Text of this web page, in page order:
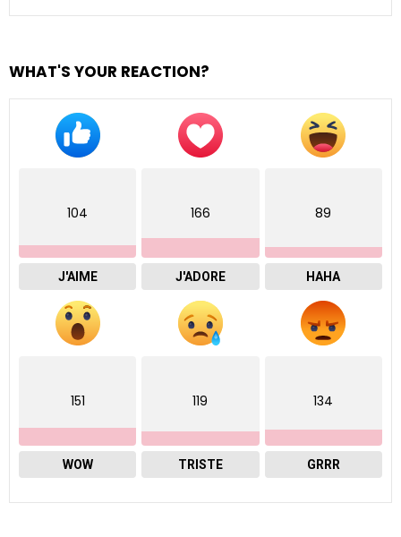
WHAT'S YOUR REACTION?
104
J'AIME
166
J'ADORE
89
HAHA
151
WOW
119
TRISTE
134
GRRR